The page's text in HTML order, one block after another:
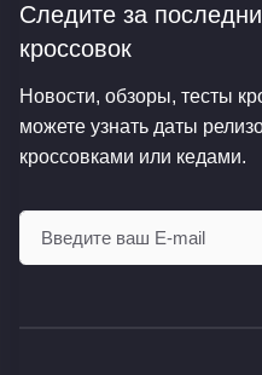
Следите за
кроссовок
Новости, обзоры, тесты
можете узнать даты
кроссовками или кедами.